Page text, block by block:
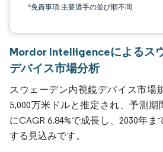
*免責事項:主要選手の並び順不同
Mordor Intelligenceによるス
デバイス市場分析
スウェーデン内視鏡デバイス市場
5,000万米ドルと推定され、予測期
にCAGR 6.84%で成長し、2030年
する見込みです。